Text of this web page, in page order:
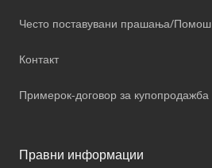
Често поставувани прашања/Помош
Контакт
Примерок-договор за купопродажба
Правни информации